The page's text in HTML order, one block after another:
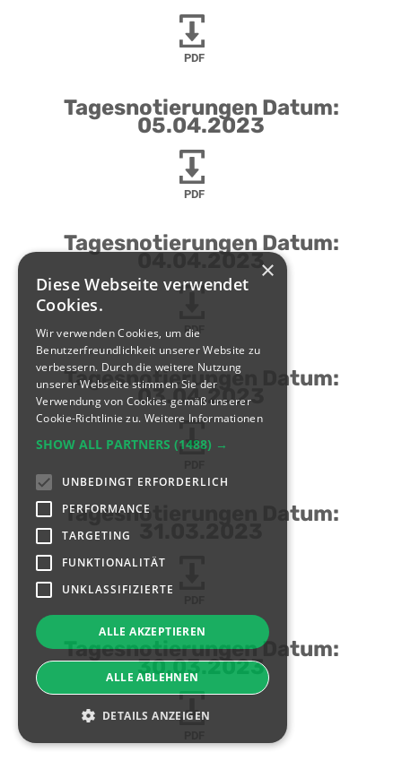
PDF
Tagesnotierungen Datum:
05.04.2023
PDF
Tagesnotierungen Datum:
04.04.2023
PDF
Tagesnotierungen Datum:
03.04.2023
Tagesnotierungen Datum:
Tagesnotierungen Datum:
30.03.2023
×
Diese Webseite verwendet
Cookies.
Wir verwenden Cookies, um die
Benutzerfreundlichkeit unserer Website zu
verbessern. Durch die weitere Nutzung
unserer Webseite stimmen Sie der
Verwendung von Cookies gemäß unserer
Cookie-Richtlinie zu. Weitere Informationen
SHOW ALL PARTNERS (1488) →
UNBEDINGT ERFORDERLICH
PERFORMANCE
TARGETING
FUNKTIONALITÄT
UNKLASSIFIZIERTE
ALLE AKZEPTIEREN
ALLE ABLEHNEN
DETAILS ANZEIGEN